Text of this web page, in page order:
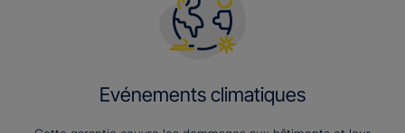
Evénements climatiques